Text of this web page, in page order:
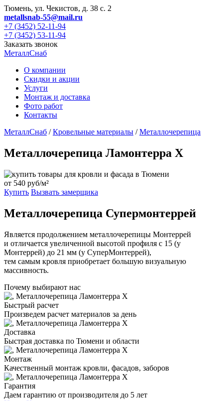
Тюмень, ул. Чекистов, д. 38 с. 2
metallsnab-55@mail.ru
+7 (3452) 52-11-94
+7 (3452) 53-11-94
Заказать звонок
МеталлСнаб
О компании
Скидки и акции
Услуги
Монтаж и доставка
Фото работ
Контакты
МеталлСнаб /Кровельные материалы /Металлочерепица
Металлочерепица Ламонтерра X
от 540 руб/м²
Купить Вызвать замерщика
Металлочерепица Супермонтеррей
Является продолжением металлочерепицы Монтеррей
и отличается увеличенной высотой профиля с 15 (у
Монтеррей) до 21 мм (у СуперМонтеррей),
тем самым кровля приобретает большую визуальную
массивность.
Почему выбирают нас
Быстрый расчет
Произведем расчет материалов за день
Доставка
Быстрая доставка по Тюмени и области
Монтаж
Качественный монтаж кровли, фасадов, заборов
Гарантия
Даем гарантию от производителя до 5 лет